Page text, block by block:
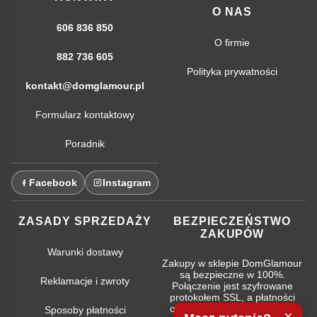
606 836 850
882 736 605
kontakt@domglamour.pl
Formularz kontaktowy
Poradnik
Facebook Instagram
O NAS
O firmie
Polityka prywatności
ZASADY SPRZEDAŻY
Warunki dostawy
Reklamacje i zwroty
Sposoby płatności
BEZPIECZEŃSTWO
ZAKUPÓW
Zakupy w sklepie DomGlamour
są bezpieczne w 100%.
Połączenie jest szyfrowane
protokołem SSL, a płatności
obsługują najpopularniejsze